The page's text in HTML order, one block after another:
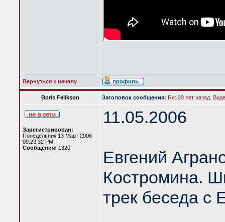
Вернуться к началу
Boris Felikson Заголовок сообщения: Re: 20 лет назад.
Зарегистрирован:
Понедельник 13 Март 2006
09:23:32 PM
Сообщения: 1320
11.05.2006
Евгений
Костромина.
трек беседа с